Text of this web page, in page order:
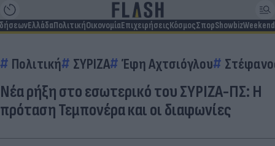
ΕλλάδαΠολιτικήΟικονομίαΕπιχειρήσειςΚόσμοςΣπορShowbizWeekend
Πολιτική ΣΥΡΙΖΑ Έφη Αχτσιόγλου
Νέα ρήξη στο εσωτερικό του ΣΥΡΙΖΑ-ΠΣ: Η
πρόταση Τεμπονέρα και οι διαφωνίες